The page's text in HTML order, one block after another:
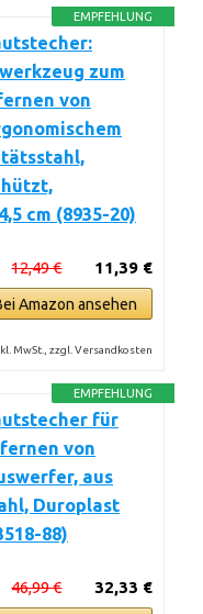
EMPFEHLUNG
zum
von
cm (8935-20)
11,39 €
12,49 €
Amazon ansehen
MwSt., zzgl. Versandkosten
EMPFEHLUNG
für
von
aus
Duroplast
88)
32,33 €
46,99 €